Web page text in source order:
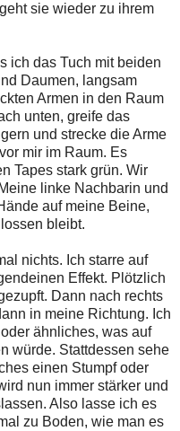
sie wieder zu ihrem
ich das Tuch mit beiden
Daumen, langsam
Armen in den Raum
unten, greife das
und strecke die Arme
mir im Raum. Es
Tapes stark grün. Wir
linke Nachbarin und
auf meine Beine,
bleibt.
nichts. Ich starre auf
Effekt. Plötzlich
Dann nach rechts
in meine Richtung. Ich
ähnliches, was auf
würde. Stattdessen sehe
einen Stumpf oder
nun immer stärker und
Also lasse ich es
zu Boden, wie man es